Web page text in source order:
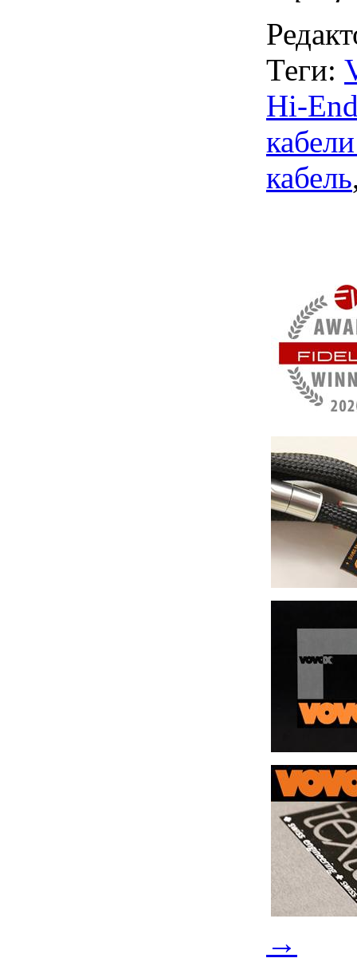
Теги:
Hi-
кабель
→